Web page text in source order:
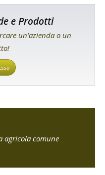
e Prodotti
un'azienda o un
agricola comune